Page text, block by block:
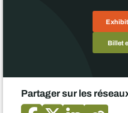
Billet
Partager sur les